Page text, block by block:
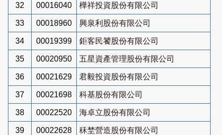
32 00016040 樺祥投資股份有限公司
33 00018960 興泉利股份有限公司
34 00019399 鉅客民饕股份有限公司
35 00020950 五星資產管理股份有限公司
36 00021629 君毅投資股份有限公司
37 00021698 科基股份有限公司
38 00022520 海卓立股份有限公司
39 00022628 秝埜營造股份有限公司